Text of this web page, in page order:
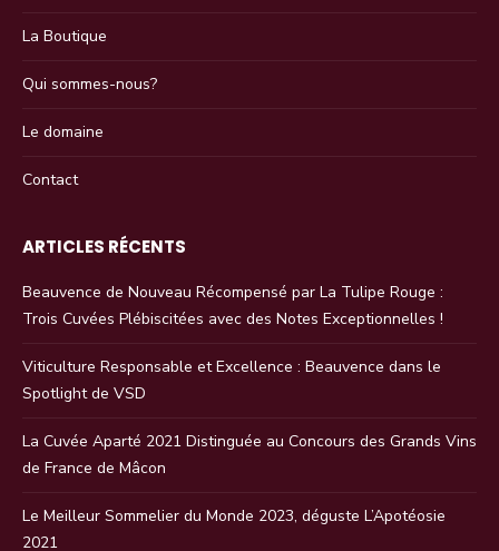
La Boutique
Qui sommes-nous?
Le domaine
Contact
ARTICLES RÉCENTS
Beauvence de Nouveau Récompensé par La Tulipe Rouge :
Trois Cuvées Plébiscitées avec des Notes Exceptionnelles !
Viticulture Responsable et Excellence : Beauvence dans le
Spotlight de VSD
La Cuvée Aparté 2021 Distinguée au Concours des Grands Vins
de France de Mâcon
Le Meilleur Sommelier du Monde 2023, déguste L’Apotéosie
2021